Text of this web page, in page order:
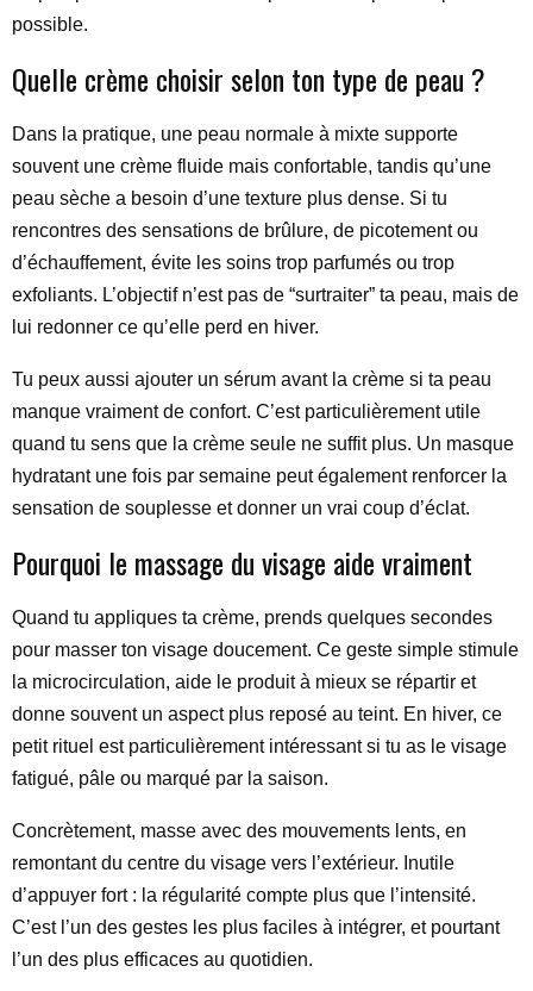
possible.
Quelle crème choisir selon ton type de peau ?
Dans la pratique, une peau normale à mixte supporte
souvent une crème fluide mais confortable, tandis qu’une
peau sèche a besoin d’une texture plus dense. Si tu
rencontres des sensations de brûlure, de picotement ou
d’échauffement, évite les soins trop parfumés ou trop
exfoliants. L’objectif n’est pas de “surtraiter” ta peau, mais de
lui redonner ce qu’elle perd en hiver.
Tu peux aussi ajouter un sérum avant la crème si ta peau
manque vraiment de confort. C’est particulièrement utile
quand tu sens que la crème seule ne suffit plus. Un masque
hydratant une fois par semaine peut également renforcer la
sensation de souplesse et donner un vrai coup d’éclat.
Pourquoi le massage du visage aide vraiment
Quand tu appliques ta crème, prends quelques secondes
pour masser ton visage doucement. Ce geste simple stimule
la microcirculation, aide le produit à mieux se répartir et
donne souvent un aspect plus reposé au teint. En hiver, ce
petit rituel est particulièrement intéressant si tu as le visage
fatigué, pâle ou marqué par la saison.
Concrètement, masse avec des mouvements lents, en
remontant du centre du visage vers l’extérieur. Inutile
d’appuyer fort : la régularité compte plus que l’intensité.
C’est l’un des gestes les plus faciles à intégrer, et pourtant
l’un des plus efficaces au quotidien.